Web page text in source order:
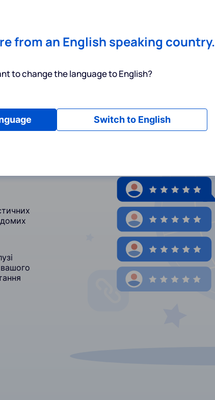
from an English speaking country.
to change the language to English?
Switch to English